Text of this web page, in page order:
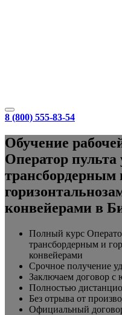
8 (800) 555-83-54
Обучение
Оператор пульта
трансбордерным
конвейерами в
Полный курс
трансбордерным и
конвейерами
Срочное получение
Заключаем договор
Полностью
Без отрыва от
Официальный